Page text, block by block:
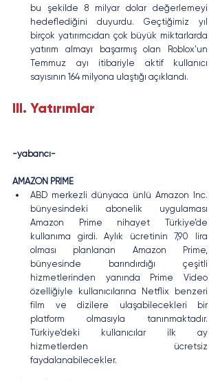
bu şekilde 8 milyar dolar değerlemeyi
hedeflediğini duyurdu. Geçtiğimiz yıl
birçok yatırımcıdan çok büyük miktarlarda
yatırım almayı başarmış olan Roblox’un
Temmuz ayı itibariyle aktif kullanıcı
sayısının 164 milyona ulaştığı açıklandı.
III. Yatırımlar
-yabancı-
AMAZON PRIME
ABD merkezli dünyaca ünlü Amazon Inc.
bünyesindeki abonelik uygulaması
Amazon Prime nihayet Türkiye’de
kullanıma girdi. Aylık ücretinin 7,90 lira
olması planlanan Amazon Prime,
bünyesinde barındırdığı çeşitli
hizmetlerinden yanında Prime Video
özelliğiyle kullanıcılarına Netflix benzeri
film ve dizilere ulaşabilecekleri bir
platform olmasıyla tanınmaktadır.
Türkiye’deki kullanıcılar ilk ay
hizmetlerden ücretsiz
faydalanabilecekler.